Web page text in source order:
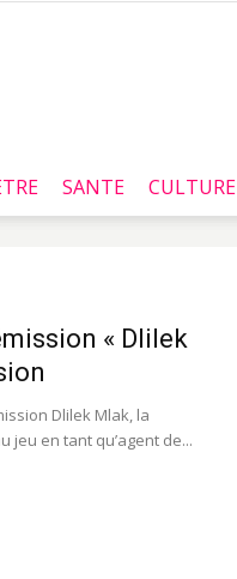
SANTE CULTURE
« Dlilek
Dlilek Mlak, la
jeu en tant qu’agent de...